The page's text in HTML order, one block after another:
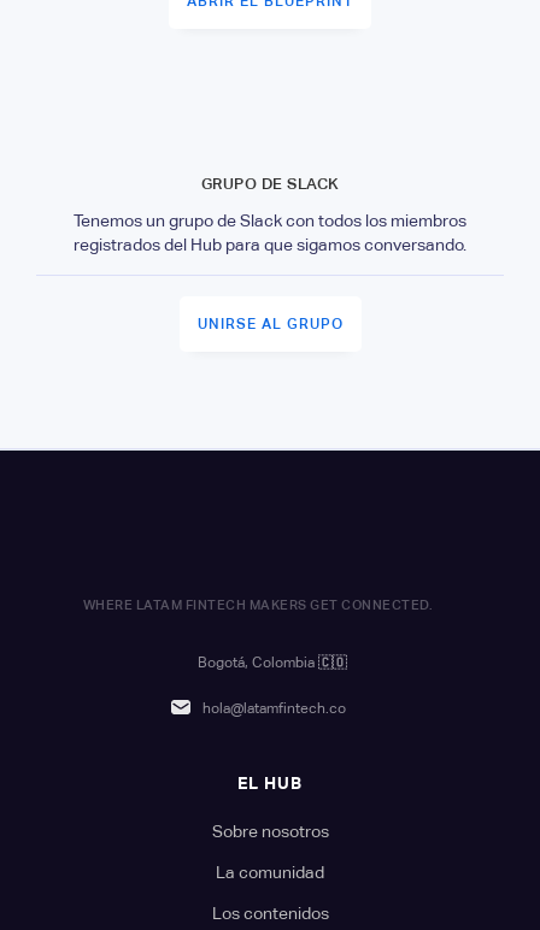
GRUPO DE SLACK
Tenemos un grupo de Slack con todos los miembros
registrados del Hub para que sigamos conversando.
UNIRSE AL GRUPO
WHERE LATAM FINTECH MAKERS GET CONNECTED.
Bogotá, Colombia 🇨🇴
hola@latamfintech.co
EL HUB
Sobre nosotros
La comunidad
Los contenidos